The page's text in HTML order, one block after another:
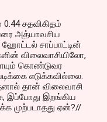
சதவிகிதம்
அத்யாவசிய
சாப்பாட்டின்
விலைவாசியிலோ,
கொண்டுவர
எடுக்கவில்லை.
தான் விலைவாசி
இப்போது இறங்கிய
முற்படாதது ஏன்?//